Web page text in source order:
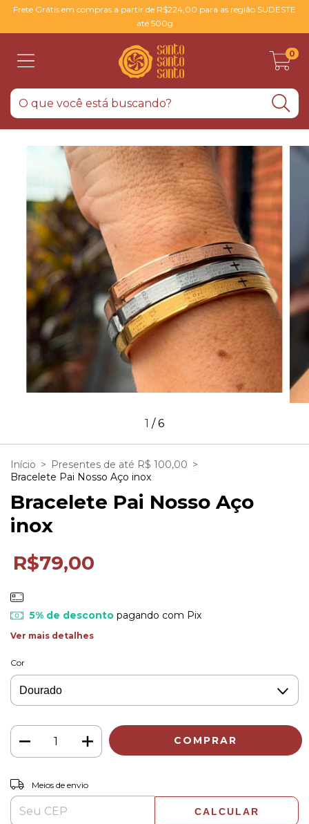
Frete Grátis em compras a partir de R$224,00 para as região SUDESTE
até 500g
0
1 /6
Início > Presentes de até R$ 100,00 >
Bracelete Pai Nosso Aço inox
Bracelete Pai Nosso Aço
inox
R$79,00
5% de descontopagando com Pix
Ver mais detalhes
Cor
Entregas para o CEP:
Meios de envio
CALCULAR